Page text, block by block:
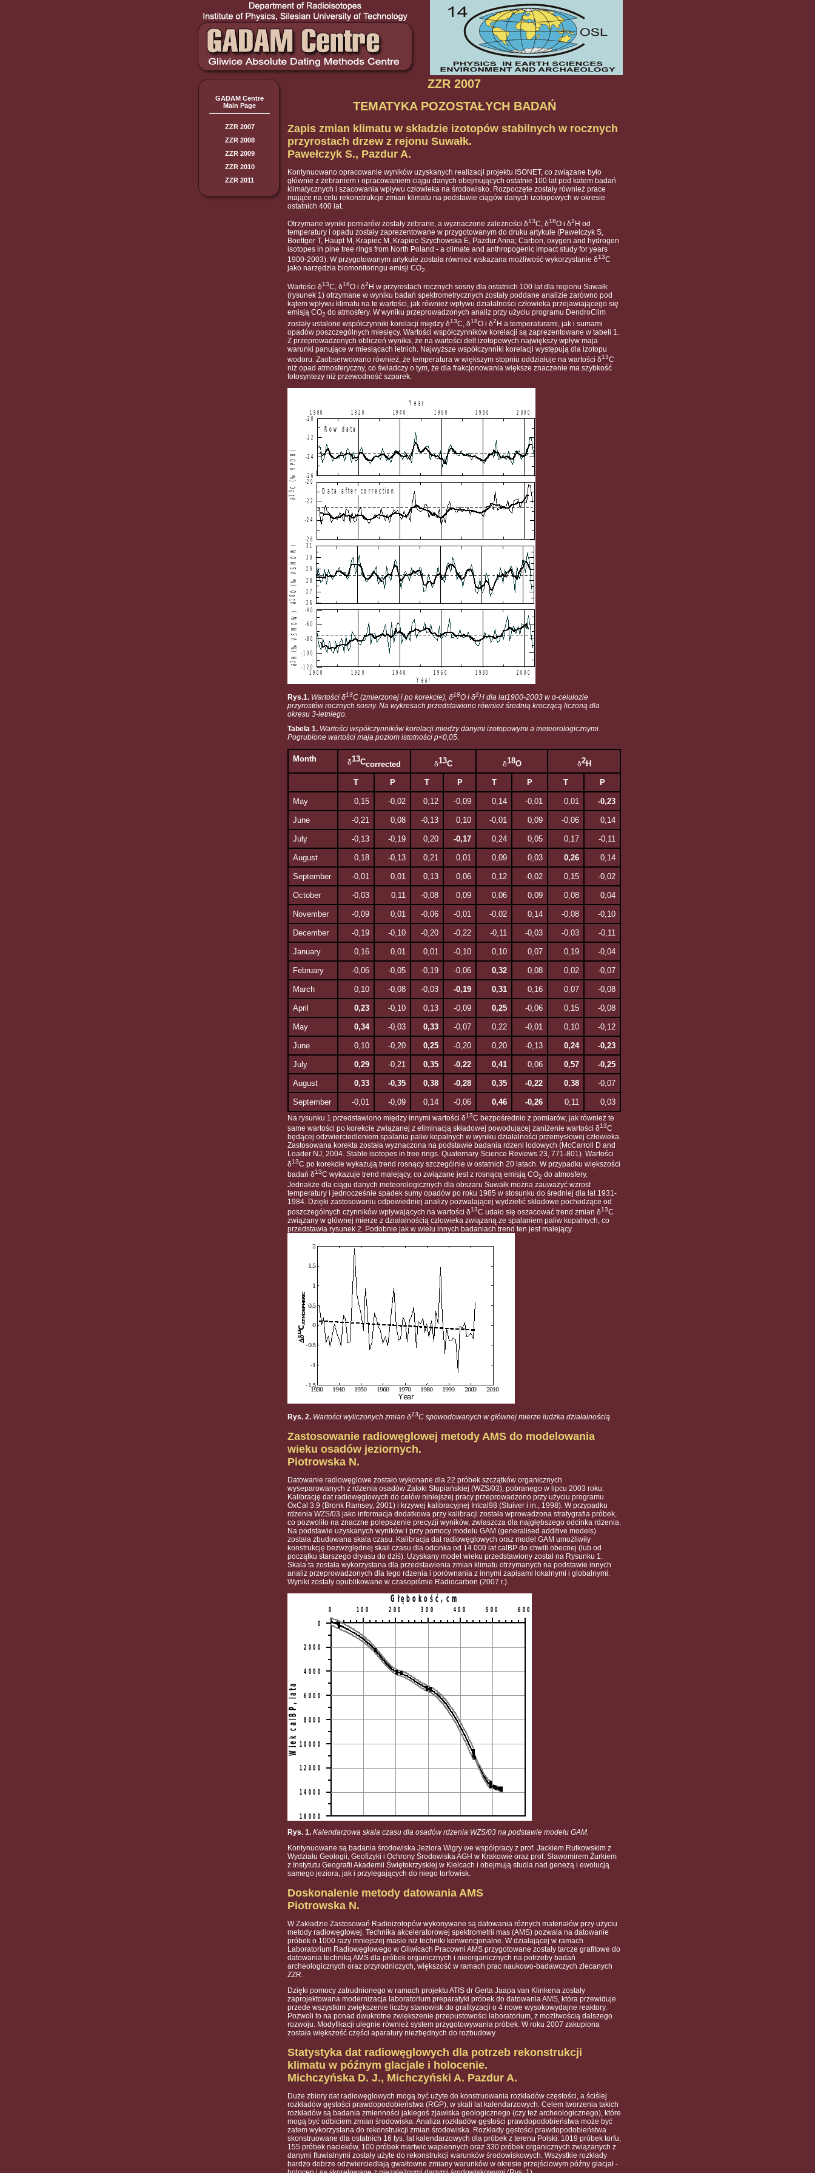
GADAM Centre
Main Page
ZZR 2007
ZZR 2008
ZZR 2009
ZZR 2010
ZZR 2011
ZZR 2007
TEMATYKA POZOSTAŁYCH BADAŃ
Zapis zmian klimatu w składzie izotopów stabilnych w rocznych
przyrostach drzew z rejonu Suwałk.
Pawełczyk S., Pazdur A.
Kontynuowano opracowanie wyników uzyskanych realizacji projektu ISONET, co związane było
głównie z zebraniem i opracowaniem ciągu danych obejmujących ostatnie 100 lat pod katem badań
klimatycznych i szacowania wpływu człowieka na środowisko. Rozpoczęte zostały również prace
mające na celu rekonstrukcje zmian klimatu na podstawie ciągów danych izotopowych w okresie
ostatnich 400 lat.
Otrzymane wyniki pomiarów zostały zebrane, a wyznaczone zależności δ13C, δ18O i δ2H od
temperatury i opadu zostały zaprezentowane w przygotowanym do druku artykule (Pawelczyk S,
Boettger T, Haupt M, Krapiec M, Krapiec-Szychowska E, Pazdur Anna; Carbon, oxygen and hydrogen
isotopes in pine tree rings from North Poland - a climate and anthropogenic impact study for years
1900-2003). W przygotowanym artykule została również wskazana możliwość wykorzystanie δ13C
jako narzędzia biomonitoringu emisji CO2
Wartości δ13C, δ18O i δ2 H w przyrostach rocznych sosny dla ostatnich 100 lat dla regionu Suwałk
(rysunek 1) otrzymane w wyniku badań spektrometrycznych zostały poddane analizie zarówno pod
kątem wpływu klimatu na te wartości, jak również wpływu działalności człowieka przejawiającego się
emisją CO2 do atmosfery. W wyniku przeprowadzonych analiz przy użyciu programu DendroClim
zostały ustalone współczynniki korelacji między δ13C, δ18O i δ2 H a temperaturami, jak i sumami
opadów poszczególnych miesięcy. Wartości współczynników korelacji są zaprezentowane w tabeli 1.
Z przeprowadzonych obliczeń wynika, że na wartości delt izotopowych największy wpływ maja
warunki panujące w miesiącach letnich. Najwyższe współczynniki korelacji występują dla izotopu
wodoru. Zaobserwowano również, że temperatura w większym stopniu oddziałuje na wartości δ13C
niż opad atmosferyczny, co świadczy o tym, że dla frakcjonowania większe znaczenie ma szybkość
fotosyntezy niż przewodność szparek.
Rys.1. Wartości δ13C (zmierzonej i po korekcie), δ18O i δ2H dla lat1900-2003 w α-celulozie
przyrostów rocznych sosny. Na wykresach przedstawiono również średnią kroczącą liczoną dla
okresu 3-letniego.
Tabela 1. Wartości współczynników korelacji miedzy danymi izotopowymi a meteorologicznymi.
Pogrubione wartości maja poziom istotności p<0,05.
Month δ13Ccorrected δ13C δ18O δ2H
T P T P T P T P
May 0,15 -0,02 0,12 -0,09 0,14 -0,01 0,01 -0,23
June -0,21 0,08 -0,13 0,10 -0,01 0,09 -0,06 0,14
July -0,13 -0,19 0,20 -0,17 0,24 0,05 0,17 -0,11
August 0,18 -0,13 0,21 0,01 0,09 0,03 0,26 0,14
September -0,01 0,01 0,13 0,06 0,12 -0,02 0,15 -0,02
October -0,03 0,11 -0,08 0,09 0,06 0,09 0,08 0,04
November -0,09 0,01 -0,06 -0,01 -0,02 0,14 -0,08 -0,10
December -0,19 -0,10 -0,20 -0,22 -0,11 -0,03 -0,03 -0,11
January 0,16 0,01 0,01 -0,10 0,10 0,07 0,19 -0,04
February -0,06 -0,05 -0,19 -0,06 0,32 0,08 0,02 -0,07
March 0,10 -0,08 -0,03 -0,19 0,31 0,16 0,07 -0,08
April 0,23 -0,10 0,13 -0,09 0,25 -0,06 0,15 -0,08
May 0,34 -0,03 0,33 -0,07 0,22 -0,01 0,10 -0,12
June 0,10 -0,20 0,25 -0,20 0,20 -0,13 0,24 -0,23
July 0,29 -0,21 0,35 -0,22 0,41 0,06 0,57 -0,25
August 0,33 -0,35 0,38 -0,28 0,35 -0,22 0,38 -0,07
September -0,01 -0,09 0,14 -0,06 0,46 -0,26 0,11 0,03
Na rysunku 1 przedstawiono między innymi wartości δ13C bezpośrednio z pomiarów, jak również te
same wartości po korekcie związanej z eliminacją składowej powodującej zaniżenie wartości δ13C
będącej odzwierciedleniem spalania paliw kopalnych w wyniku działalności przemysłowej człowieka.
Zastosowana korekta została wyznaczona na podstawie badania rdzeni lodowych (McCarroll D and
Loader NJ, 2004. Stable isotopes in tree rings. Quaternary Science Reviews 23, 771-801). Wartości
δ13C po korekcie wykazują trend rosnący szczególnie w ostatnich 20 latach. W przypadku większości
badań δ13C wykazuje trend malejący, co związane jest z rosnącą emisją CO2 do atmosfery.
Jednakże dla ciągu danych meteorologicznych dla obszaru Suwałk można zauważyć wzrost
temperatury i jednocześnie spadek sumy opadów po roku 1985 w stosunku do średniej dla lat 1931-
1984. Dzięki zastosowaniu odpowiedniej analizy pozwalającej wydzielić składowe pochodzące od
poszczególnych czynników wpływających na wartości δ13C udało się oszacować trend zmian δ13C
związany w głównej mierze z działalnością człowieka związaną ze spalaniem paliw kopalnych, co
przedstawia rysunek 2. Podobnie jak w wielu innych badaniach trend ten jest malejący.
Rys. 2. Wartości wyliczonych zmian δ13C spowodowanych w głównej mierze ludzka działalnością.
Zastosowanie radiowęglowej metody AMS do modelowania
wieku osadów jeziornych.
Piotrowska N.
Datowanie radiowęglowe zostało wykonane dla 22 próbek szczątków organicznych
wyseparowanych z rdzenia osadów Zatoki Słupiańskiej (WZS/03), pobranego w lipcu 2003 roku.
Kalibrację dat radiowęglowych do celów niniejszej pracy przeprowadzono przy użyciu programu
OxCal 3.9 (Bronk Ramsey, 2001) i krzywej kalibracyjnej Intcal98 (Stuiver i in., 1998). W przypadku
rdzenia WZS/03 jako informacja dodatkowa przy kalibracji została wprowadzona stratygrafia próbek,
co pozwoliło na znaczne polepszenie precyzji wyników, zwłaszcza dla najgłębszego odcinka rdzenia.
Na podstawie uzyskanych wyników i przy pomocy modelu GAM (generalised additive models)
została zbudowana skala czasu. Kalibracja dat radiowęglowych oraz model GAM umożliwiły
konstrukcję bezwzględnej skali czasu dla odcinka od 14 000 lat calBP do chwili obecnej (lub od
początku starszego dryasu do dziś). Uzyskany model wieku przedstawiony został na Rysunku 1.
Skala ta została wykorzystana dla przedstawienia zmian klimatu otrzymanych na podstawie innych
analiz przeprowadzonych dla tego rdzenia i porównania z innymi zapisami lokalnymi i globalnymi.
Wyniki zostały opublikowane w czasopiśmie Radiocarbon (2007 r.).
Rys. 1. Kalendarzowa skala czasu dla osadów rdzenia WZS/03 na podstawie modelu GAM.
Kontynuowane są badania środowiska Jeziora Wigry we współpracy z prof. Jackiem Rutkowskim z
Wydziału Geologii, Geofizyki i Ochrony Środowiska AGH w Krakowie oraz prof. Sławomirem Żurkiem
z Instytutu Geografii Akademii Świętokrzyskiej w Kielcach i obejmują studia nad genezą i ewolucją
samego jeziora, jak i przylegających do niego torfowisk.
Doskonalenie metody datowania AMS
Piotrowska N.
W Zakładzie Zastosowań Radioizotopów wykonywane są datowania różnych materiałów przy użyciu
metody radiowęglowej. Technika akceleratorowej spektrometrii mas (AMS) pozwala na datowanie
próbek o 1000 razy mniejszej masie niż techniki konwencjonalne. W działającej w ramach
Laboratorium Radiowęglowego w Gliwicach Pracowni AMS przygotowane zostały tarcze grafitowe do
datowania techniką AMS dla próbek organicznych i nieorganicznych na potrzeby badań
archeologicznych oraz przyrodniczych, większość w ramach prac naukowo-badawczych zlecanych
ZZR.
Dzięki pomocy zatrudnionego w ramach projektu ATIS dr Gerta Jaapa van Klinkena zostały
zaprojektowana modernizacja laboratorium preparatyki próbek do datowania AMS, która przewiduje
przede wszystkim zwiększenie liczby stanowisk do grafityzacji o 4 nowe wysokowydajne reaktory.
Pozwoli to na ponad dwukrotne zwiększenie przepustowości laboratorium, z możliwością dalszego
rozwoju. Modyfikacji ulegnie również system przygotowywania próbek. W roku 2007 zakupiona
została większość części aparatury niezbędnych do rozbudowy.
Statystyka dat radiowęglowych dla potrzeb rekonstrukcji
klimatu w późnym glacjale i holocenie.
Michczyńska D. J., Michczyński A. Pazdur A.
Duże zbiory dat radiowęglowych mogą być użyte do konstruowania rozkładów częstości, a ściślej
rozkładów gęstości prawdopodobieństwa (RGP), w skali lat kalendarzowych. Celem tworzenia takich
rozkładów są badania zmienności jakiegoś zjawiska geologicznego (czy też archeologicznego), które
mogą być odbiciem zmian środowiska. Analiza rozkładów gęstości prawdopodobieństwa może być
zatem wykorzystana do rekonstrukcji zmian środowiska. Rozkłady gęstości prawdopodobieństwa
skonstruowane dla ostatnich 16 tys. lat kalendarzowych dla próbek z terenu Polski: 1019 próbek torfu,
155 próbek nacieków, 100 próbek martwic wapiennych oraz 330 próbek organicznych związanych z
danymi fluwialnymi zostały użyte do rekonstrukcji warunków środowiskowych. Wszystkie rozkłady
bardzo dobrze odzwierciedlają gwałtowne zmiany warunków w okresie przejściowym późny glacjał -